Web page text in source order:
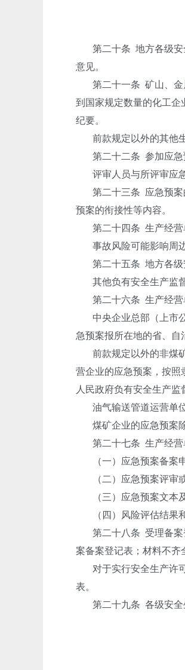
第二十条 地方各级
意见。
第二十一条 矿山、
到国家规定数量的化工企
纪要。
前款规定以外的其他
第二十二条 参加应急
评审人员与所评审应
第二十三条 应急预
预案的衔接性等内容。
第二十四条 生产经
事故风险可能影响周
第二十五条 地方各
其他负有安全生产监
第二十六条 生产经
中央企业总部（上市
急预案报所在地的省、自
前款规定以外的非煤
营企业的应急预案，按照
人民政府负有安全生产监
油气输送管道运营单
煤矿企业的应急预案
第二十七条 生产经营
（一）应急预案备案
（二）应急预案评审
（三）应急预案文本
（四）风险评估结果
第二十八条 受理备
案备案登记表；材料不齐
对于实行安全生产许
表。
第二十九条 各级安